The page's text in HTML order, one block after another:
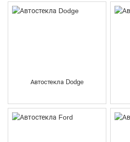
Автостекла Dodge